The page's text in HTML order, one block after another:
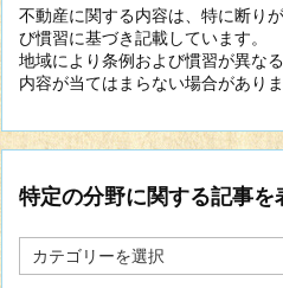
不動産に関する内容は、特に断り
び慣習に基づき記載しています。
地域により条例および慣習が異な
内容が当てはまらない場合があり
特定の分野に関する記事を
定